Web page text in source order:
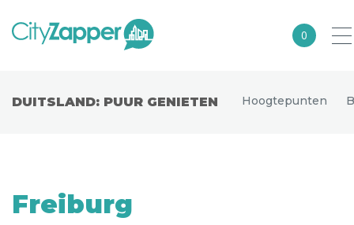
0
Europa
DUITSLAND: PUUR GENIETEN Hoogtepunten
Freiburg